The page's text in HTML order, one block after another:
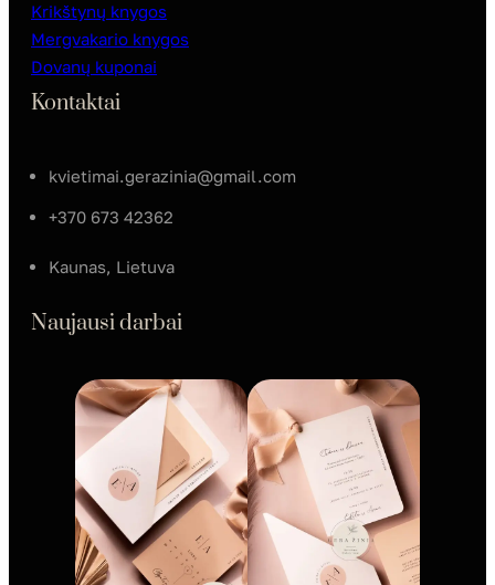
Krikštynų knygos
Mergvakario knygos
Dovanų kuponai
Kontaktai
kvietimai.gerazinia@gmail.com
+370 673 42362
Kaunas, Lietuva
Naujausi darbai